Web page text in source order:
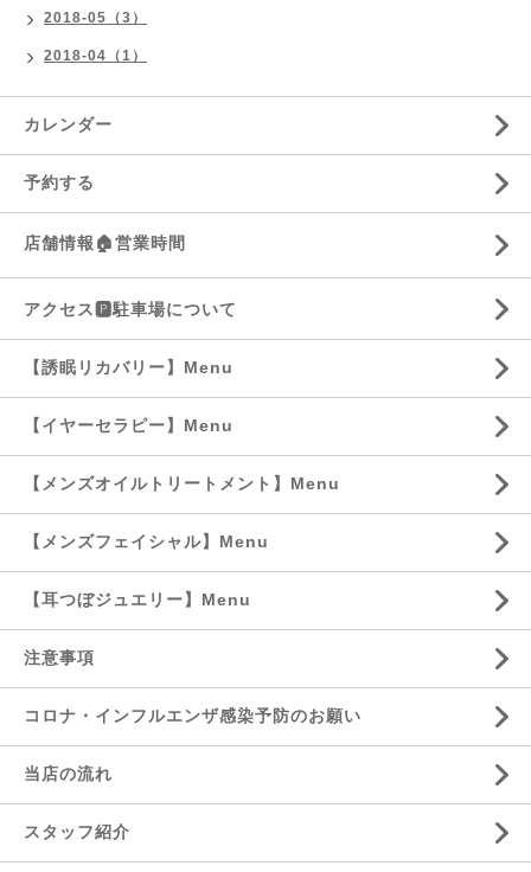
2018-05（3）
2018-04（1）
カレンダー
予約する
店舗情報🏠営業時間
アクセス🅿️駐車場について
【誘眠リカバリー】Menu
【イヤーセラピー】Menu
【メンズオイルトリートメント】Menu
【メンズフェイシャル】Menu
【耳つぼジュエリー】Menu
注意事項
コロナ・インフルエンザ感染予防のお願い
当店の流れ
スタッフ紹介